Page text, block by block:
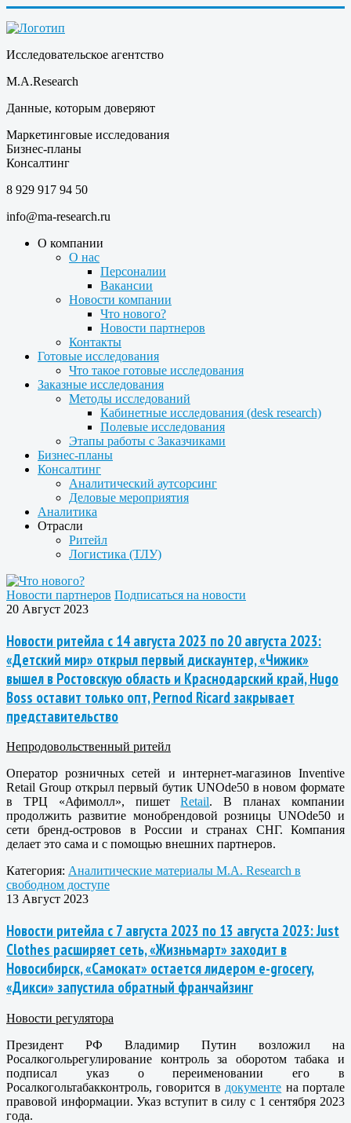
Исследовательское агентство
M.A.Research
Данные, которым доверяют
Маркетинговые исследования
Бизнес-планы
Консалтинг
8 929 917 94 50
info@ma-research.ru
О компании
О нас
Персоналии
Вакансии
Новости компании
Что нового?
Новости партнеров
Контакты
Готовые исследования
Что такое готовые исследования
Заказные исследования
Методы исследований
Кабинетные исследования (desk research)
Полевые исследования
Этапы работы с Заказчиками
Бизнес-планы
Консалтинг
Аналитический аутсорсинг
Деловые мероприятия
Аналитика
Отрасли
Ритейл
Логистика (ТЛУ)
Новости партнеров Подписаться на новости
20 Август 2023
Новости ритейла с 14 августа 2023 по 20 августа 2023:
«Детский мир» открыл первый дискаунтер, «Чижик»
вышел в Ростовскую область и Краснодарский край, Hugo
Boss оставит только опт, Pernod Ricard закрывает
представительство
Непродовольственный ритейл
Оператор розничных сетей и интернет-магазинов Inventive
Retail Group открыл первый бутик UNOde50 в новом формате
в ТРЦ «Афимолл», пишетRetail. В планах компании
продолжить развитие монобрендовой розницы UNOde50 и
сети бренд-островов в России и странах СНГ. Компания
делает это сама и с помощью внешних партнеров.
Категория: Аналитические материалы M.A. Research в
свободном доступе
13 Август 2023
Новости ритейла с 7 августа 2023 по 13 августа 2023: Just
Clothes расширяет сеть, «Жизньмарт» заходит в
Новосибирск, «Самокат» остается лидером e-grocery,
«Дикси» запустила обратный франчайзинг
Новости регулятора
Президент РФ Владимир Путин возложил на
Росалкогольрегулирование контроль за оборотом табака и
подписал указ о переименовании его в
Росалкогольтабакконтроль, говорится в документе на портале
правовой информации. Указ вступит в силу с 1 сентября 2023
года.